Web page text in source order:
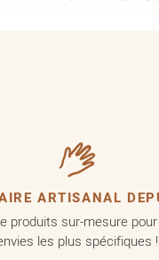
ARTISANAL
produits sur-mesure
les plus spécifiques !